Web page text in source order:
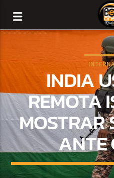
INDIA
REMOTA
MOSTRAR
ANTE